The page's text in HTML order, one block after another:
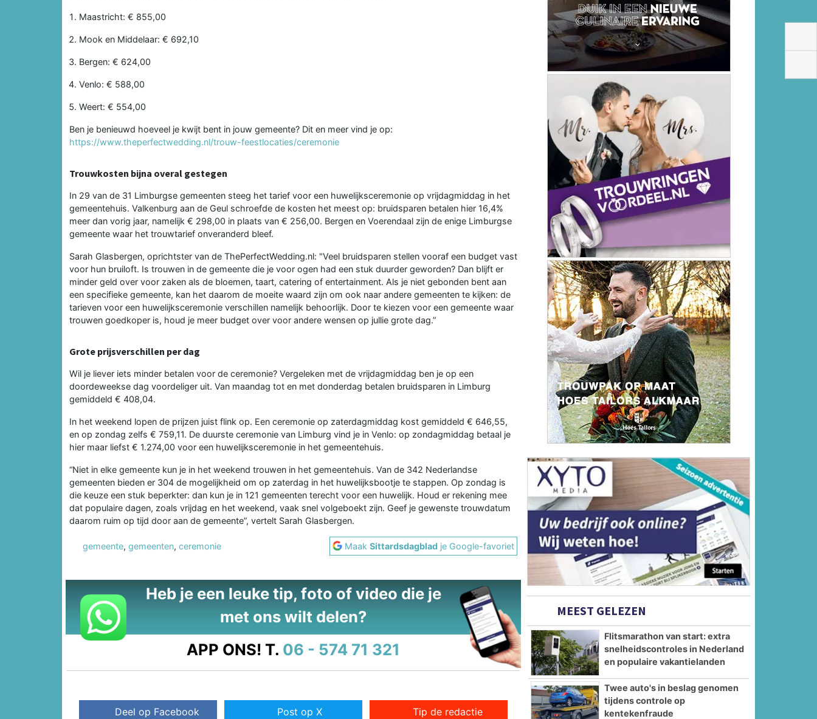
Maastricht: € 855,00
Mook en Middelaar: € 692,10
Bergen: € 624,00
Venlo: € 588,00
Weert: € 554,00
Ben je benieuwd hoeveel je kwijt bent in jouw gemeente? Dit en meer vind je op:
https://www.theperfectwedding.nl/trouw-feestlocaties/ceremonie
Trouwkosten bijna overal gestegen
In 29 van de 31 Limburgse gemeenten steeg het tarief voor een huwelijksceremonie op vrijdagmiddag in het
gemeentehuis. Valkenburg aan de Geul schroefde de kosten het meest op: bruidsparen betalen hier 16,4%
meer dan vorig jaar, namelijk € 298,00 in plaats van € 256,00. Bergen en Voerendaal zijn de enige Limburgse
gemeente waar het trouwtarief onveranderd bleef.
Sarah Glasbergen, oprichtster van de ThePerfectWedding.nl: "Veel bruidsparen stellen vooraf een budget vast
voor hun bruiloft. Is trouwen in de gemeente die je voor ogen had een stuk duurder geworden? Dan blijft er
minder geld over voor zaken als de bloemen, taart, catering of entertainment. Als je niet gebonden bent aan
een specifieke gemeente, kan het daarom de moeite waard zijn om ook naar andere gemeenten te kijken: de
tarieven voor een huwelijksceremonie verschillen namelijk behoorlijk. Door te kiezen voor een gemeente waar
trouwen goedkoper is, houd je meer budget over voor andere wensen op jullie grote dag.”
Grote prijsverschillen per dag
Wil je liever iets minder betalen voor de ceremonie? Vergeleken met de vrijdagmiddag ben je op een
doordeweekse dag voordeliger uit. Van maandag tot en met donderdag betalen bruidsparen in Limburg
gemiddeld € 408,04.
In het weekend lopen de prijzen juist flink op. Een ceremonie op zaterdagmiddag kost gemiddeld € 646,55,
en op zondag zelfs € 759,11. De duurste ceremonie van Limburg vind je in Venlo: op zondagmiddag betaal je
hier maar liefst € 1.274,00 voor een huwelijksceremonie in het gemeentehuis.
“Niet in elke gemeente kun je in het weekend trouwen in het gemeentehuis. Van de 342 Nederlandse
gemeenten bieden er 304 de mogelijkheid om op zaterdag in het huwelijksbootje te stappen. Op zondag is
die keuze een stuk beperkter: dan kun je in 121 gemeenten terecht voor een huwelijk. Houd er rekening mee
dat populaire dagen, zoals vrijdag en het weekend, vaak snel volgeboekt zijn. Geef je gewenste trouwdatum
daarom ruim op tijd door aan de gemeente”, vertelt Sarah Glasbergen.
gemeente, gemeenten, ceremonie MaakSittardsdagblad je Google-favoriet
Heb je een leuke tip, foto of video die je
met ons wilt delen?
APP ONS! T. 06 - 574 71 321
Deel op Facebook Post op X Tip de redactie
MEEST GELEZEN
Flitsmarathon van start: extra
snelheidscontroles in Nederland
en populaire vakantielanden
Twee auto's in beslag genomen
tijdens controle op
kentekenfraude